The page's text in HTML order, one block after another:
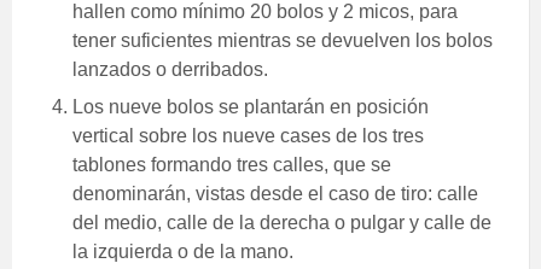
hallen como mínimo 20 bolos y 2 micos, para
tener suficientes mientras se devuelven los bolos
lanzados o derribados.
Los nueve bolos se plantarán en posición
vertical sobre los nueve cases de los tres
tablones formando tres calles, que se
denominarán, vistas desde el caso de tiro: calle
del medio, calle de la derecha o pulgar y calle de
la izquierda o de la mano.